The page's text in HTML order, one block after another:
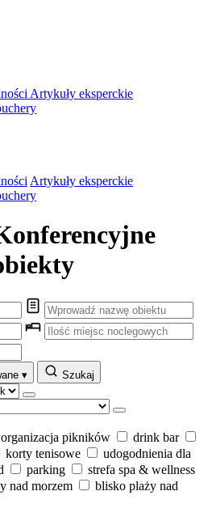
Artykuły eksperckie
Artykuły eksperckie
▾ Szukaj
organizacja pikników
drink bar
korty tenisowe
udogodnienia dla
parking
strefa spa & wellness
nad morzem
blisko plaży nad